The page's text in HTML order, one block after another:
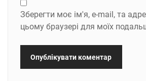
Зберегти моє ім'я, e-mail, та
цьому браузері для моїх